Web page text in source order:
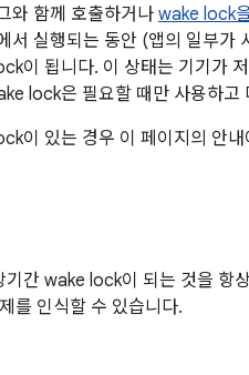
와 함께 호출하거나 wake lock
서 실행되는 동안 (앱의 일부
이 됩니다. 이 상태는 기기가
lock은 필요할 때만 사용하
이 있는 경우 이 페이지의 안
간 wake lock이 되는 것을 항
를 인식할 수 있습니다.